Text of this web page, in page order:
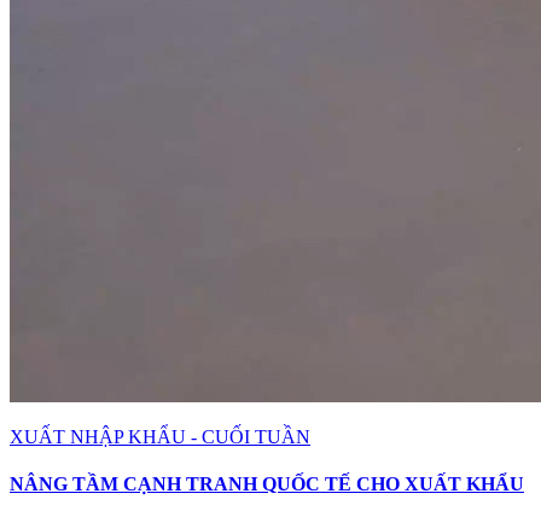
XUẤT NHẬP KHẨU - CUỐI TUẦN
NÂNG TẦM CẠNH TRANH QUỐC TẾ CHO XUẤT KHẨU